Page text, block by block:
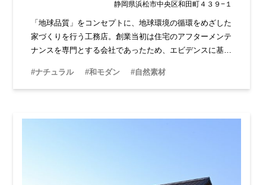
静岡県浜松市中央区和田町４３９−１
「地球品質」をコンセプトに、地球環境の循環をめざした
家づくりを行う工務店。創業当初は住宅のアフターメンテ
ナンスを専門とする会社であったため、エビデンスに基づ
く、安心して相談ができます。
#ナチュラル #和モダン #自然素材